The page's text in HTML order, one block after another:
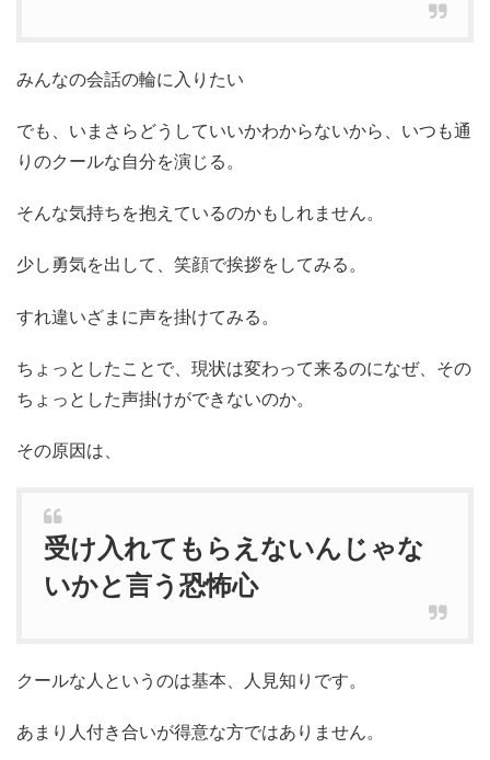
みんなの会話の輪に入りたい
でも、いまさらどうしていいかわからないから、いつも通
りのクールな自分を演じる。
そんな気持ちを抱えているのかもしれません。
少し勇気を出して、笑顔で挨拶をしてみる。
すれ違いざまに声を掛けてみる。
ちょっとしたことで、現状は変わって来るのになぜ、その
ちょっとした声掛けができないのか。
その原因は、
受け入れてもらえないんじゃな
いかと言う恐怖心
クールな人というのは基本、人見知りです。
あまり人付き合いが得意な方ではありません。